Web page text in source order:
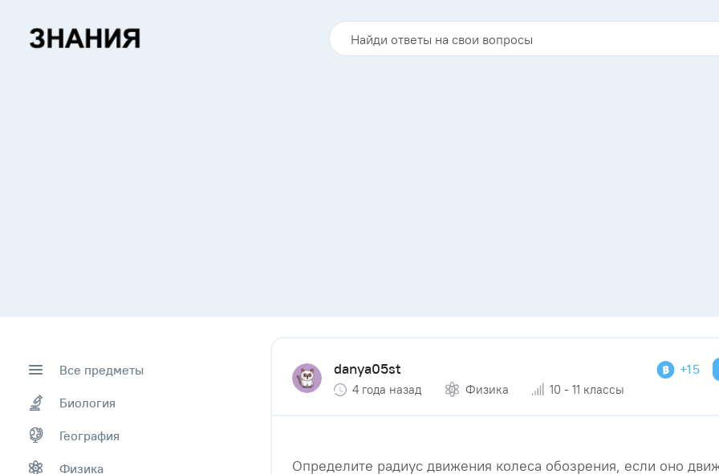
Все предметы
Биология
География
Физика
danya05st +15
4 года назад Физика 10 - 11 классы
Определите радиус движения колеса обозрения, если оно